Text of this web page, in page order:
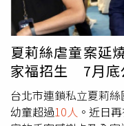
重衝擊，相關單位已
震後仍可能發生規模
築物及山區，並留意官
消防及地方政府仍持續
關傷亡與災情統計仍可
受傷，房屋倒塌、工
／翻攝自X，
夏莉絲虐童案延
家福招生 7月底
台北市連鎖私立夏莉
幼童超過10人 。近日